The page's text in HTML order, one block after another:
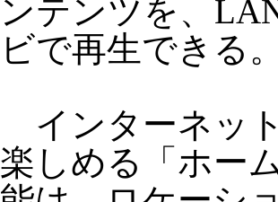
ンテンツを、
ビで再生できる
インターネッ
楽しめる「ホー